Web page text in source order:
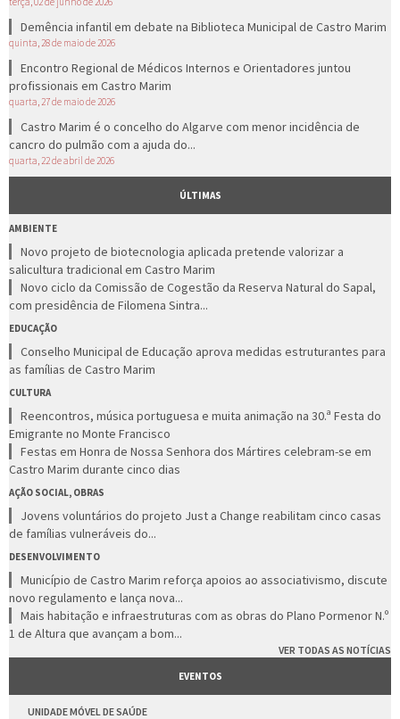
Demência infantil em debate na Biblioteca Municipal de Castro Marim
quinta, 28 de maio de 2026
Encontro Regional de Médicos Internos e Orientadores juntou
profissionais em Castro Marim
quarta, 27 de maio de 2026
Castro Marim é o concelho do Algarve com menor incidência de
cancro do pulmão com a ajuda do...
quarta, 22 de abril de 2026
ÚLTIMAS
AMBIENTE
Novo projeto de biotecnologia aplicada pretende valorizar a
salicultura tradicional em Castro Marim
Novo ciclo da Comissão de Cogestão da Reserva Natural do Sapal,
com presidência de Filomena Sintra...
EDUCAÇÃO
Conselho Municipal de Educação aprova medidas estruturantes para
as famílias de Castro Marim
CULTURA
Reencontros, música portuguesa e muita animação na 30.ª Festa do
Emigrante no Monte Francisco
Festas em Honra de Nossa Senhora dos Mártires celebram-se em
Castro Marim durante cinco dias
AÇÃO SOCIAL, OBRAS
Jovens voluntários do projeto Just a Change reabilitam cinco casas
de famílias vulneráveis do...
DESENVOLVIMENTO
Município de Castro Marim reforça apoios ao associativismo, discute
novo regulamento e lança nova...
Mais habitação e infraestruturas com as obras do Plano Pormenor N.º
1 de Altura que avançam a bom...
VER TODAS AS NOTÍCIAS
EVENTOS
UNIDADE MÓVEL DE SAÚDE